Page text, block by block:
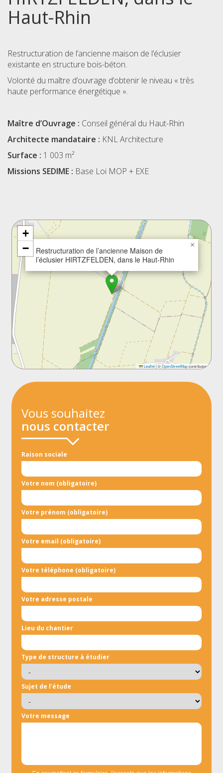
Haut-Rhin
Restructuration de l’ancienne maison de l’éclusier
existante en structure bois-béton.
Volonté du maître d’ouvrage d’obtenir le niveau « très
haute performance énergétique ».
Maître d’Ouvrage : Conseil général du Haut-Rhin
Architecte mandataire : KNL Architecture
Surface : 1 003 m²
Missions SEDIME : Base Loi MOP + EXE
Restructuration de l’ancienne Maison de
l’éclusier HIRTZFELDEN, dans le Haut-Rhin
×
+
−
Leaflet |©OpenStreetMapcontributors
Vous souhaitez
nous contacter
Raison sociale
Votre nom (obligatoire)
Votre prénom (obligatoire)
Votre email (obligatoire)
Votre téléphone (obligatoire)
Votre adresse postale
Lieu du chantier
Type de structure à étudier
Sujet de l’étude
Votre message